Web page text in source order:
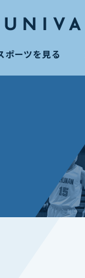
ポーツを見る